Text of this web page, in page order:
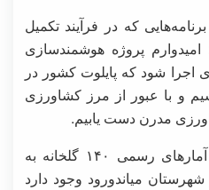
که در فرآیند تکمیل
پروژه هوشمندسازی
اجرا شود که پایلوت کشور در
و با عبور از مرز کشاورزی
مدرن دست یابیم.
، بر اساس آمارهای رسمی ۱۴۰ گلخانه به
هکتار در شهرستان میاندورود وجود دارد